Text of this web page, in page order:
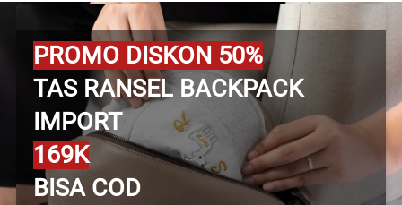
PROMO DISKON 50%
TAS RANSEL BACKPACK
IMPORT
169K
BISA COD